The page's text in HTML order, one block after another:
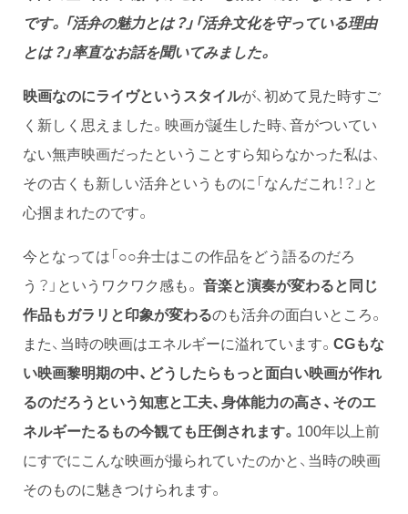
です。「活弁の魅力とは？」「活弁文化を守っている理由
とは？」率直なお話を聞いてみました。
映画なのにライヴというスタイルが、初めて見た時すご
く新しく思えました。映画が誕生した時、音がついてい
ない無声映画だったということすら知らなかった私は、
その古くも新しい活弁というものに「なんだこれ！？」と
心掴まれたのです。
今となっては「○○弁士はこの作品をどう語るのだろ
う？」というワクワク感も。 音楽と演奏が変わると同じ
作品もガラリと印象が変わるのも活弁の面白いところ。
また、当時の映画はエネルギーに溢れています。 CGもな
い映画黎明期の中、どうしたらもっと面白い映画が作れ
るのだろうという知恵と工夫、身体能力の高さ、そのエ
ネルギーたるもの今観ても圧倒されます。 100年以上前
にすでにこんな映画が撮られていたのかと、当時の映画
そのものに魅きつけられます。